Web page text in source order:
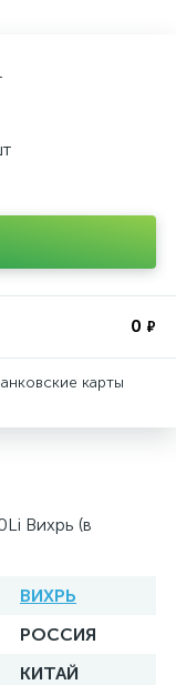
0 ₽
карты
Вихрь (в
ВИХРЬ
РОССИЯ
КИТАЙ